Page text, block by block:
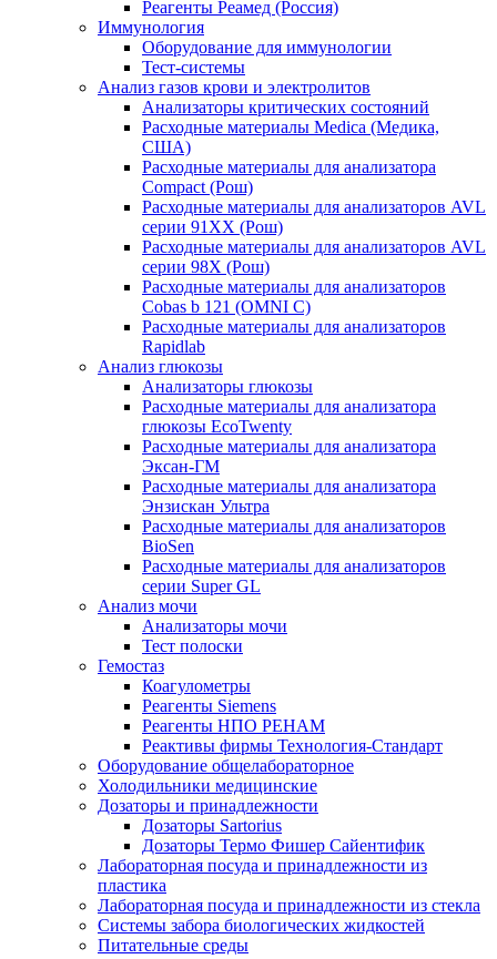
Реагенты Реамед (Россия)
Иммунология
Оборудование для иммунологии
Тест-системы
Анализ газов крови и электролитов
Анализаторы критических состояний
Расходные материалы Medica (Медика,
США)
Расходные материалы для анализатора
Compact (Рош)
Расходные материалы для анализаторов AVL
серии 91ХХ (Рош)
Расходные материалы для анализаторов AVL
серии 98Х (Рош)
Расходные материалы для анализаторов
Cobas b 121 (OMNI C)
Расходные материалы для анализаторов
Rapidlab
Анализ глюкозы
Анализаторы глюкозы
Расходные материалы для анализатора
глюкозы EcoTwenty
Расходные материалы для анализатора
Эксан-ГМ
Расходные материалы для анализатора
Энзискан Ультра
Расходные материалы для анализаторов
BioSen
Расходные материалы для анализаторов
серии Super GL
Анализ мочи
Анализаторы мочи
Тест полоски
Гемостаз
Коагулометры
Реагенты Siemens
Реагенты НПО РЕНАМ
Реактивы фирмы Технология-Стандарт
Оборудование общелабораторное
Холодильники медицинские
Дозаторы и принадлежности
Дозаторы Sartorius
Дозаторы Термо Фишер Сайентифик
Лабораторная посуда и принадлежности из
пластика
Лабораторная посуда и принадлежности из стекла
Системы забора биологических жидкостей
Питательные среды